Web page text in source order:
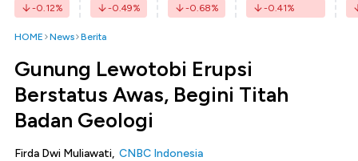
-0.12% -0.49% -0.68% -0.41%
HOME News Berita
Gunung Lewotobi Erupsi
Berstatus Awas, Begini Titah
Badan Geologi
Firda Dwi Muliawati, CNBC Indonesia